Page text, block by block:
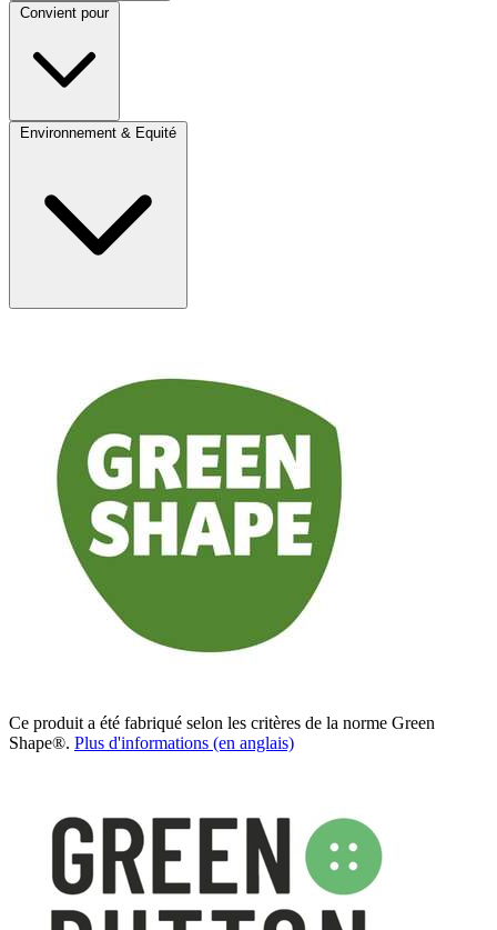
Convient pour
Environnement & Equité
Ce produit a été fabriqué selon les critères de la norme Green
Shape®. Plus d'informations (en anglais)